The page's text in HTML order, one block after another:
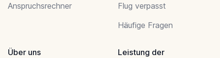
Anspruchsrechner
Flug verpasst
Häufige Fragen
Über uns
Leistung der